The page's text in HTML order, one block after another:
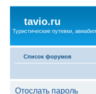
tavio.ru
Туристические путевки,
Список форумов
Отослать пароль